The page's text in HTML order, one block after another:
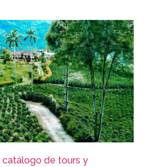
de tours y